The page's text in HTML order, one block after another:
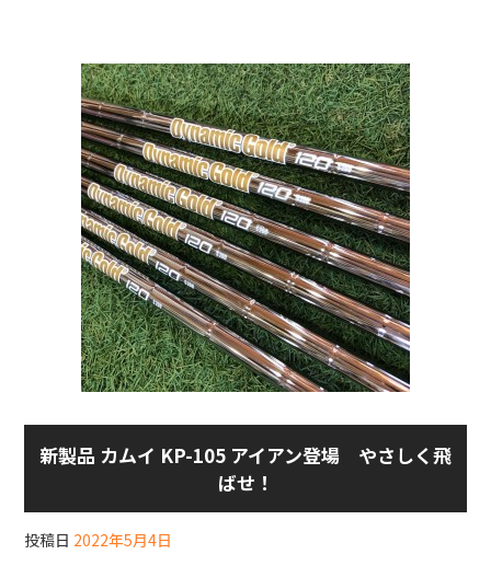
新製品 カムイ KP-105 アイアン登場 やさしく飛
ばせ！
投稿日 2022年5月4日